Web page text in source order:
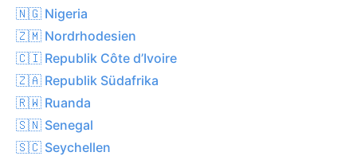
🇳🇬 Nigeria
🇿🇲 Nordrhodesien
🇨🇮 Republik Côte d’Ivoire
🇿🇦 Republik Südafrika
🇷🇼 Ruanda
🇸🇳 Senegal
🇸🇨 Seychellen